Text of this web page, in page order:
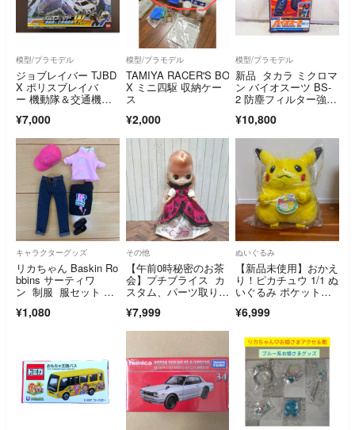
模型/プラモデル
ジョブレイバー TJBD
X ポリスブレイバ
ー 機動隊＆交通機動
¥7,000
模型/プラモデル
TAMIYA RACER'S BO
X ミニ四駆 収納ケー
ス
¥2,000
模型/プラモデル
新品 タカラ ミクロマ
ン バイオスーツ BS-
2 防塵フィルター強化
ー
¥10,800
キャラクターグッズ
リカちゃん Baskin Ro
bbins サーティワ
ン 制服 服セット 小
¥1,080
その他
【午前0時秘密のお茶
会】プチブライス カ
スタム、パーツ取りに
ル PETITBLYTHEDO
LL
¥7,999
ぬいぐるみ
【新品未使用】おかえ
り！ピカチュウ 1/1 ぬ
いぐるみ ポケットモ
モン
¥6,999